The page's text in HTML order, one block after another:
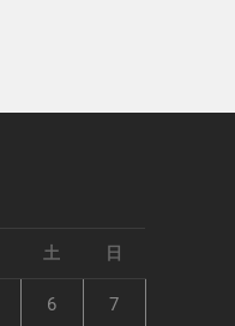
土 日
6 7